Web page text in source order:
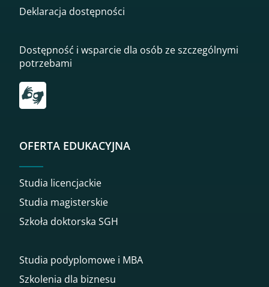
Deklaracja dostępności
Dostępność i wsparcie dla osób ze szczególnymi
potrzebami
Przekierowanie do tłumacza on-line języka migowego
OFERTA EDUKACYJNA
Studia licencjackie
Studia magisterskie
Szkoła doktorska SGH
Studia podyplomowe i MBA
Szkolenia dla biznesu